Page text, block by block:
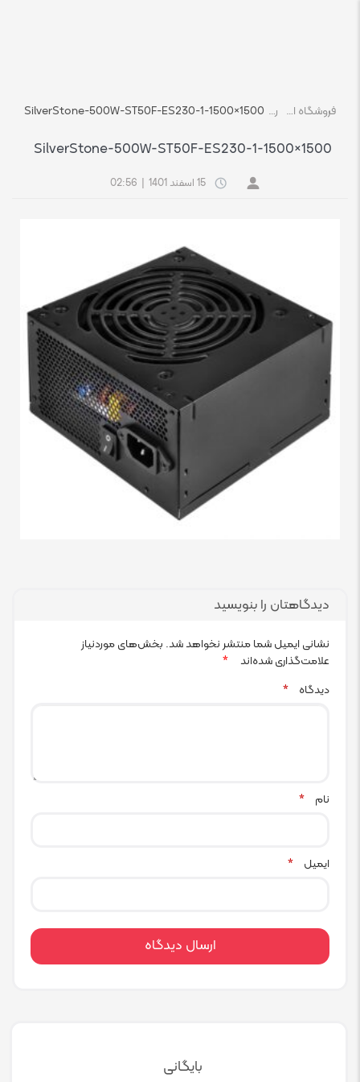
فروشگاه اچ استوک بازار انلاین تجهیزات کامپیوتر استوک رسانه SilverStone-500W-ST50F-ES230-1-1500×1500
SilverStone-500W-ST50F-ES230-1-1500×1500
15 اسفند 1401 02:56
دیدگاهتان را بنویسید
نشانی ایمیل شما منتشر نخواهد شد. بخش‌های موردنیاز
علامت‌گذاری شده‌اند
*
دیدگاه
*
نام *
ایمیل *
بایگانی